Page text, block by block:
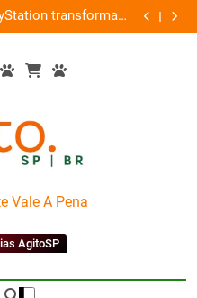
transformam
gamer gratuita
Busch
Vale A Pena
AgitoSP